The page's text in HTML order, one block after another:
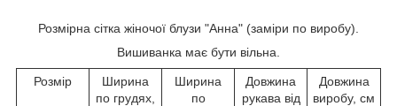
Розмірна сітка жіночої блузи "Анна" (заміри по виробу).
Вишиванка має бути вільна.
Розмір
Ширина
по грудях,
Ширина
по
Довжина
рукава від
Довжина
виробу, см